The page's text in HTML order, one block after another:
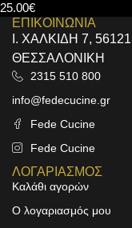
25.00€
ΕΠΙΚΟΙΝΩΝΙΑ
Ι. ΧΑΛΚΙΔΗ 7, 56121
ΘΕΣΣΑΛΟΝΙΚΗ
2315 510 800
info@fedecucine.gr
Fede Cucine
Fede Cucine
ΛΟΓΑΡΙΑΣΜΟΣ
Καλάθι αγορών
Ο λογαριασμός μου